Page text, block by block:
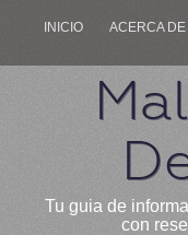
INICIO ACERCA
Tu guia de
con